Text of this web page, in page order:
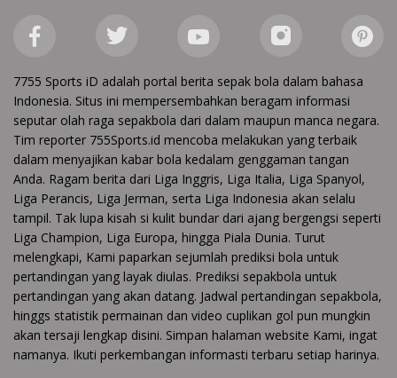
7755 Sports iD adalah portal berita sepak bola dalam bahasa
Indonesia. Situs ini mempersembahkan beragam informasi
seputar olah raga sepakbola dari dalam maupun manca negara.
Tim reporter 755Sports.id mencoba melakukan yang terbaik
dalam menyajikan kabar bola kedalam genggaman tangan
Anda. Ragam berita dari Liga Inggris, Liga Italia, Liga Spanyol,
Liga Perancis, Liga Jerman, serta Liga Indonesia akan selalu
tampil. Tak lupa kisah si kulit bundar dari ajang bergengsi seperti
Liga Champion, Liga Europa, hingga Piala Dunia. Turut
melengkapi, Kami paparkan sejumlah prediksi bola untuk
pertandingan yang layak diulas. Prediksi sepakbola untuk
pertandingan yang akan datang. Jadwal pertandingan sepakbola,
hinggs statistik permainan dan video cuplikan gol pun mungkin
akan tersaji lengkap disini. Simpan halaman website Kami, ingat
namanya. Ikuti perkembangan informasti terbaru setiap harinya.